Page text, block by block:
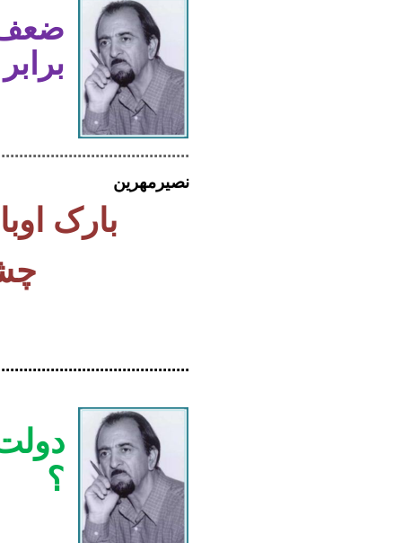
ضعف
برابر
نصیرمهرین
بارک
؟